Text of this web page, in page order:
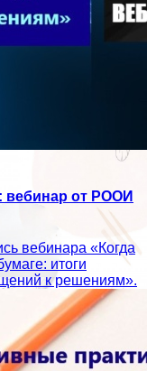
вебинар от РООИ
вебинара «Когда
итоги
к решениям».